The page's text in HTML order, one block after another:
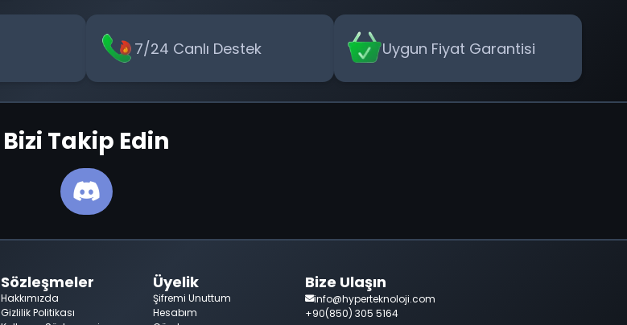
7/24 Canlı Destek Uygun Fiyat Garantisi
Bizi Takip Edin
Sözleşmeler
Hakkımızda
Gizlilik Politikası
Üyelik
Şifremi Unuttum
Hesabım
Bize Ulaşın
info@hyperteknoloji.com
+90(850) 305 5164